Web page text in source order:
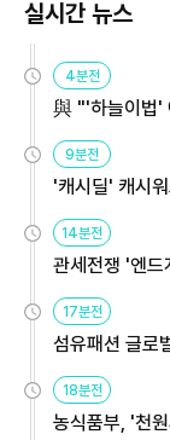
실시간 뉴스
4분전
與 "'하늘이법'
9분전
'캐시딜' 캐시
14분전
관세전쟁 '엔
용해야
17분전
섬유패션 글로
원
18분전
농식품부, '천